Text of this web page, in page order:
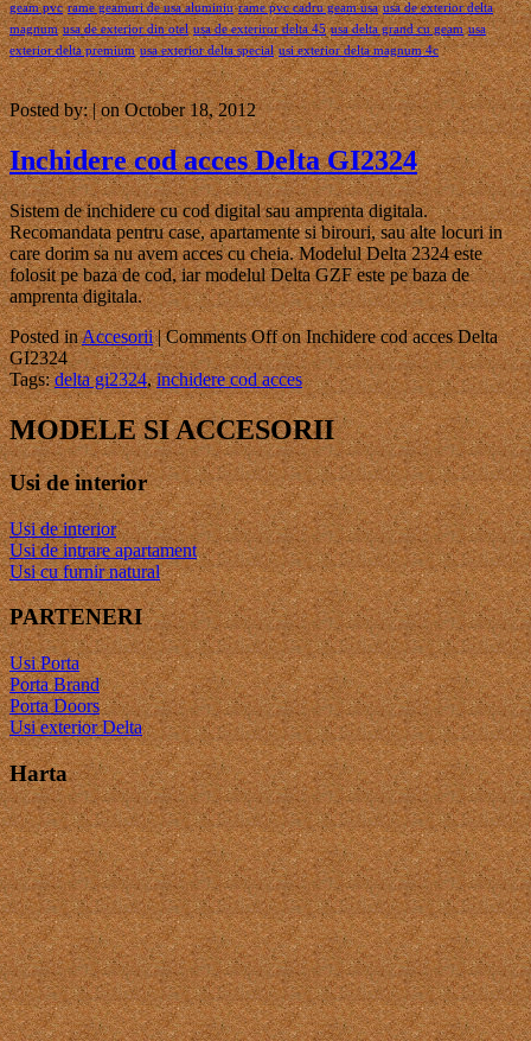
geam pvc rame geamuri de usa aluminiu rame pvc cadru geam usa usa de exterior delta
magnum usa de exterior din otel usa de exteriror delta 45 usa delta grand cu geam usa
exterior delta premium usa exterior delta special usi exterior delta magnum 4c
Posted by: | on October 18, 2012
Inchidere cod acces Delta GI2324
Sistem de inchidere cu cod digital sau amprenta digitala.
Recomandata pentru case, apartamente si birouri, sau alte locuri in
care dorim sa nu avem acces cu cheia. Modelul Delta 2324 este
folosit pe baza de cod, iar modelul Delta GZF este pe baza de
amprenta digitala.
Posted inAccesorii|Comments Offon Inchidere cod acces Delta
GI2324
Tags:delta gi2324,inchidere cod acces
MODELE SI ACCESORII
Usi de interior
Usi de interior
Usi de intrare apartament
Usi cu furnir natural
PARTENERI
Usi Porta
Porta Brand
Porta Doors
Usi exterior Delta
Harta